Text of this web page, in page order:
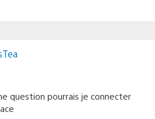
question pourrais je connecter